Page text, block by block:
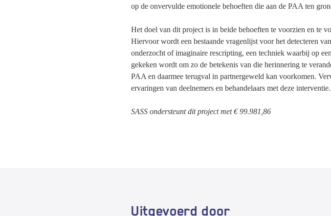
op de onvervulde emotionele behoeften die aan de PAA ten
Het doel van dit project is in beide behoeften te voorzien en te
Hiervoor wordt een bestaande vragenlijst voor het detecteren
onderzocht of imaginaire rescripting, een techniek waarbij op
gekeken wordt om zo de betekenis van die herinnering te
PAA en daarmee terugval in partnergeweld kan voorkomen.
ervaringen van deelnemers en behandelaars met deze interventie.
SASS ondersteunt dit project met € 99.981,86
Uitgevoerd door